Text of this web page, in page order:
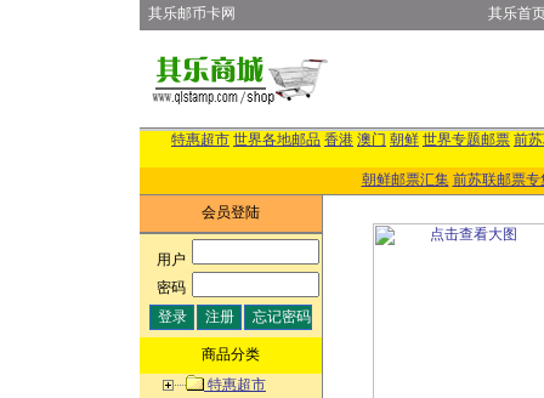
其乐邮币卡网 其乐首
特惠超市 世界各地邮品 香港 澳门 朝鲜 世界专题邮票 前
朝鲜邮票汇集 前苏联邮票专
会员登陆
用户:
密码:
商品分类
特惠超市